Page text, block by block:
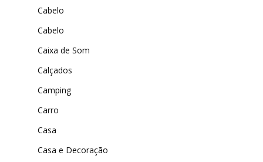
Cabelo
Cabelo
Caixa de Som
Calçados
Camping
Carro
Casa
Casa e Decoração